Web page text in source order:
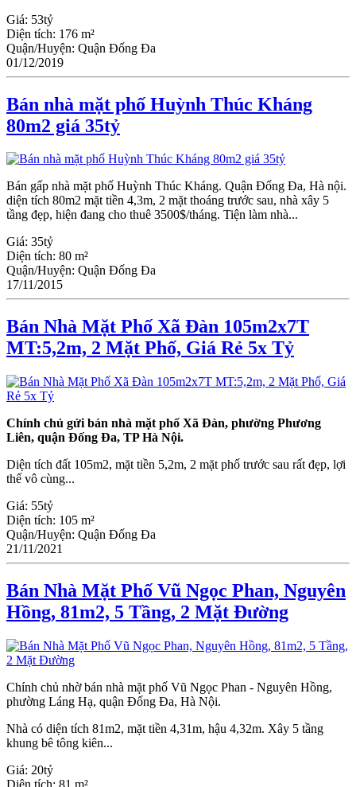
Giá: 53tỷ
Diện tích: 176 m²
Quận/Huyện: Quận Đống Đa
01/12/2019
Bán nhà mặt phố Huỳnh Thúc Kháng
80m2 giá 35tỷ
Bán gấp nhà mặt phố Huỳnh Thúc Kháng. Quận Đống Đa, Hà nội.
diện tích 80m2 mặt tiền 4,3m, 2 mặt thoáng trước sau, nhà xây 5
tầng đẹp, hiện đang cho thuê 3500$/tháng. Tiện làm nhà...
Giá: 35tỷ
Diện tích: 80 m²
Quận/Huyện: Quận Đống Đa
17/11/2015
Bán Nhà Mặt Phố Xã Đàn 105m2x7T
MT:5,2m, 2 Mặt Phố, Giá Rẻ 5x Tỷ
Chính chủ gửi bán nhà mặt phố Xã Đàn, phường Phương
Liên, quận Đống Đa, TP Hà Nội.
Diện tích đất 105m2, mặt tiền 5,2m, 2 mặt phố trước sau rất đẹp, lợi
thế vô cùng...
Giá: 55tỷ
Diện tích: 105 m²
Quận/Huyện: Quận Đống Đa
21/11/2021
Bán Nhà Mặt Phố Vũ Ngọc Phan, Nguyên
Hồng, 81m2, 5 Tầng, 2 Mặt Đường
Chính chủ nhờ bán nhà mặt phố Vũ Ngọc Phan - Nguyên Hồng,
phường Láng Hạ, quận Đống Đa, Hà Nội.
Nhà có diện tích 81m2, mặt tiền 4,31m, hậu 4,32m. Xây 5 tầng
khung bê tông kiên...
Giá: 20tỷ
Diện tích: 81 m²